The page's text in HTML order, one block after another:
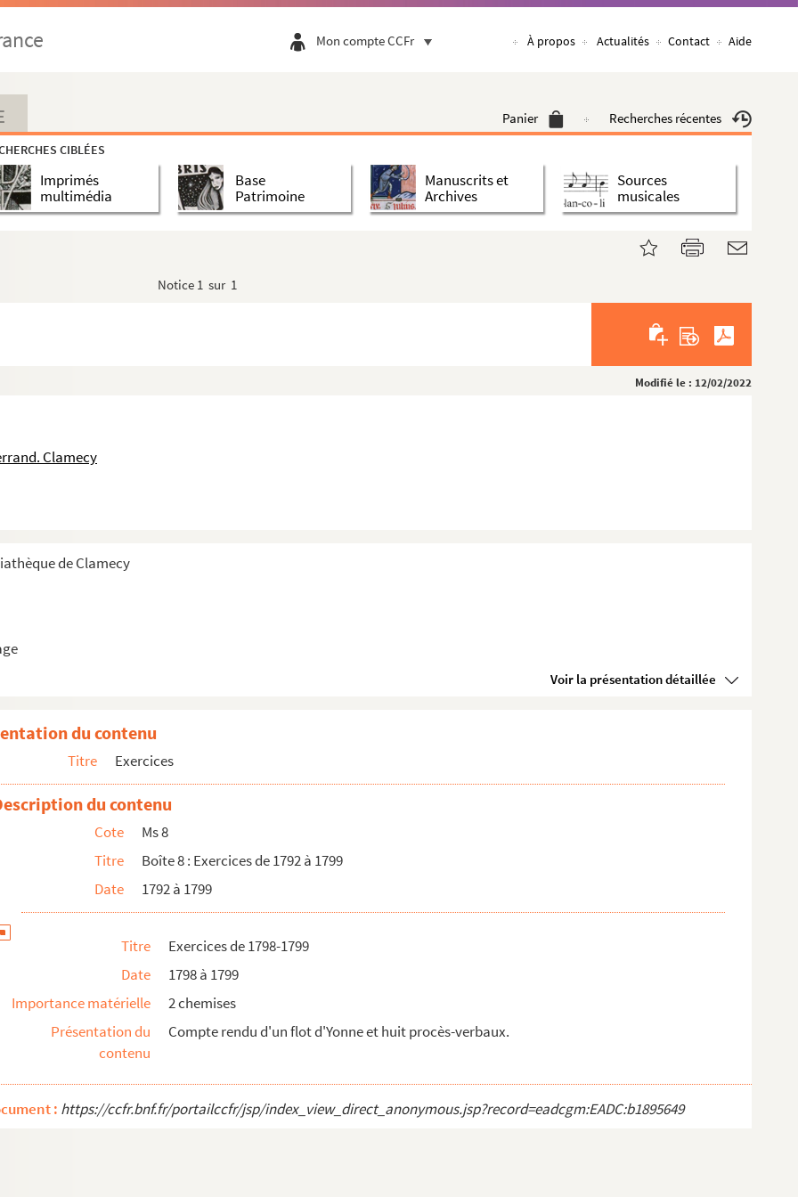
Mon compte CCFr À propos Actualités Contact Aide
Panier Recherches récentes
CIBLÉES
Imprimés
multimédia
Base
Patrimoine
Manuscrits et
Archives
Sources
musicales
Notice 1 sur 1
Modifié le : 12/02/2022
Clamecy
de Clamecy
Voir la présentation détaillée
du contenu
Titre Exercices
du contenu
Cote
Ms 8
Titre
Boîte 8 : Exercices de 1792 à 1799
Date
1792 à 1799
Titre
Exercices de 1798-1799
Date
1798 à 1799
Importance matérielle
2 chemises
Présentation du
contenu
Compte rendu d'un flot d'Yonne et huit procès-verbaux.
: https://ccfr.bnf.fr/portailccfr/jsp/index_view_direct_anonymous.jsp?record=eadcgm:EADC:b1895649